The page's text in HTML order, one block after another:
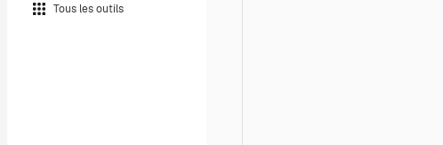
Tous les outils